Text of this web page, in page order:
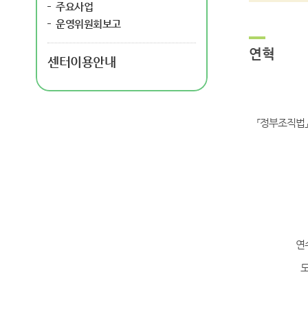
주요사업
운영위원회보고
센터이용안내 연혁
「정부조직
연